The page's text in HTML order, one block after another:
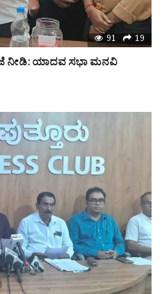
91 19
ರಜೆ ನೀಡಿ: ಯಾದವ ಸಭಾ ಮನವಿ